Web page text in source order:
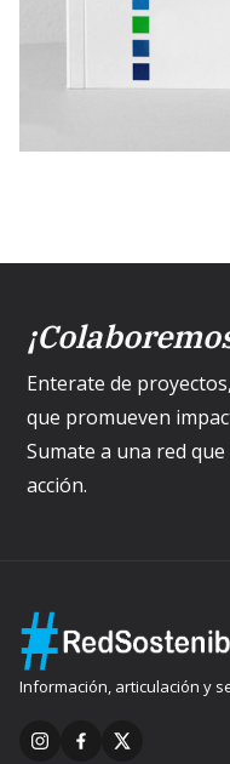
Enterate de
que promueven
Sumate a una red
acción.
Información, articulación y